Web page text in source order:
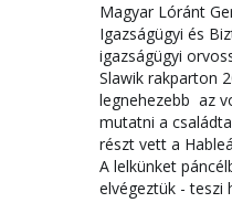
Magyar Lóránt
Igazságügyi és
igazságügyi
Slawik rakparton
legnehezebb az
mutatni a
részt vett a
A lelkünket
elvégeztük - teszi